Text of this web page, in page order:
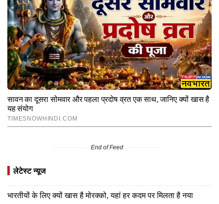
End of Feed
लेटेस्ट न्यूज
भारतीयों के लिए क्यों खास है मोरक्को, यहां हर कदम पर मिलता है नया